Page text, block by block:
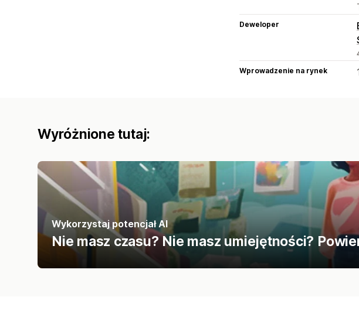
Deweloper
Wprowadzenie na rynek
Wyróżnione tutaj:
Wykorzystaj potencjał AI
Nie masz czasu? Nie masz umiejętności?